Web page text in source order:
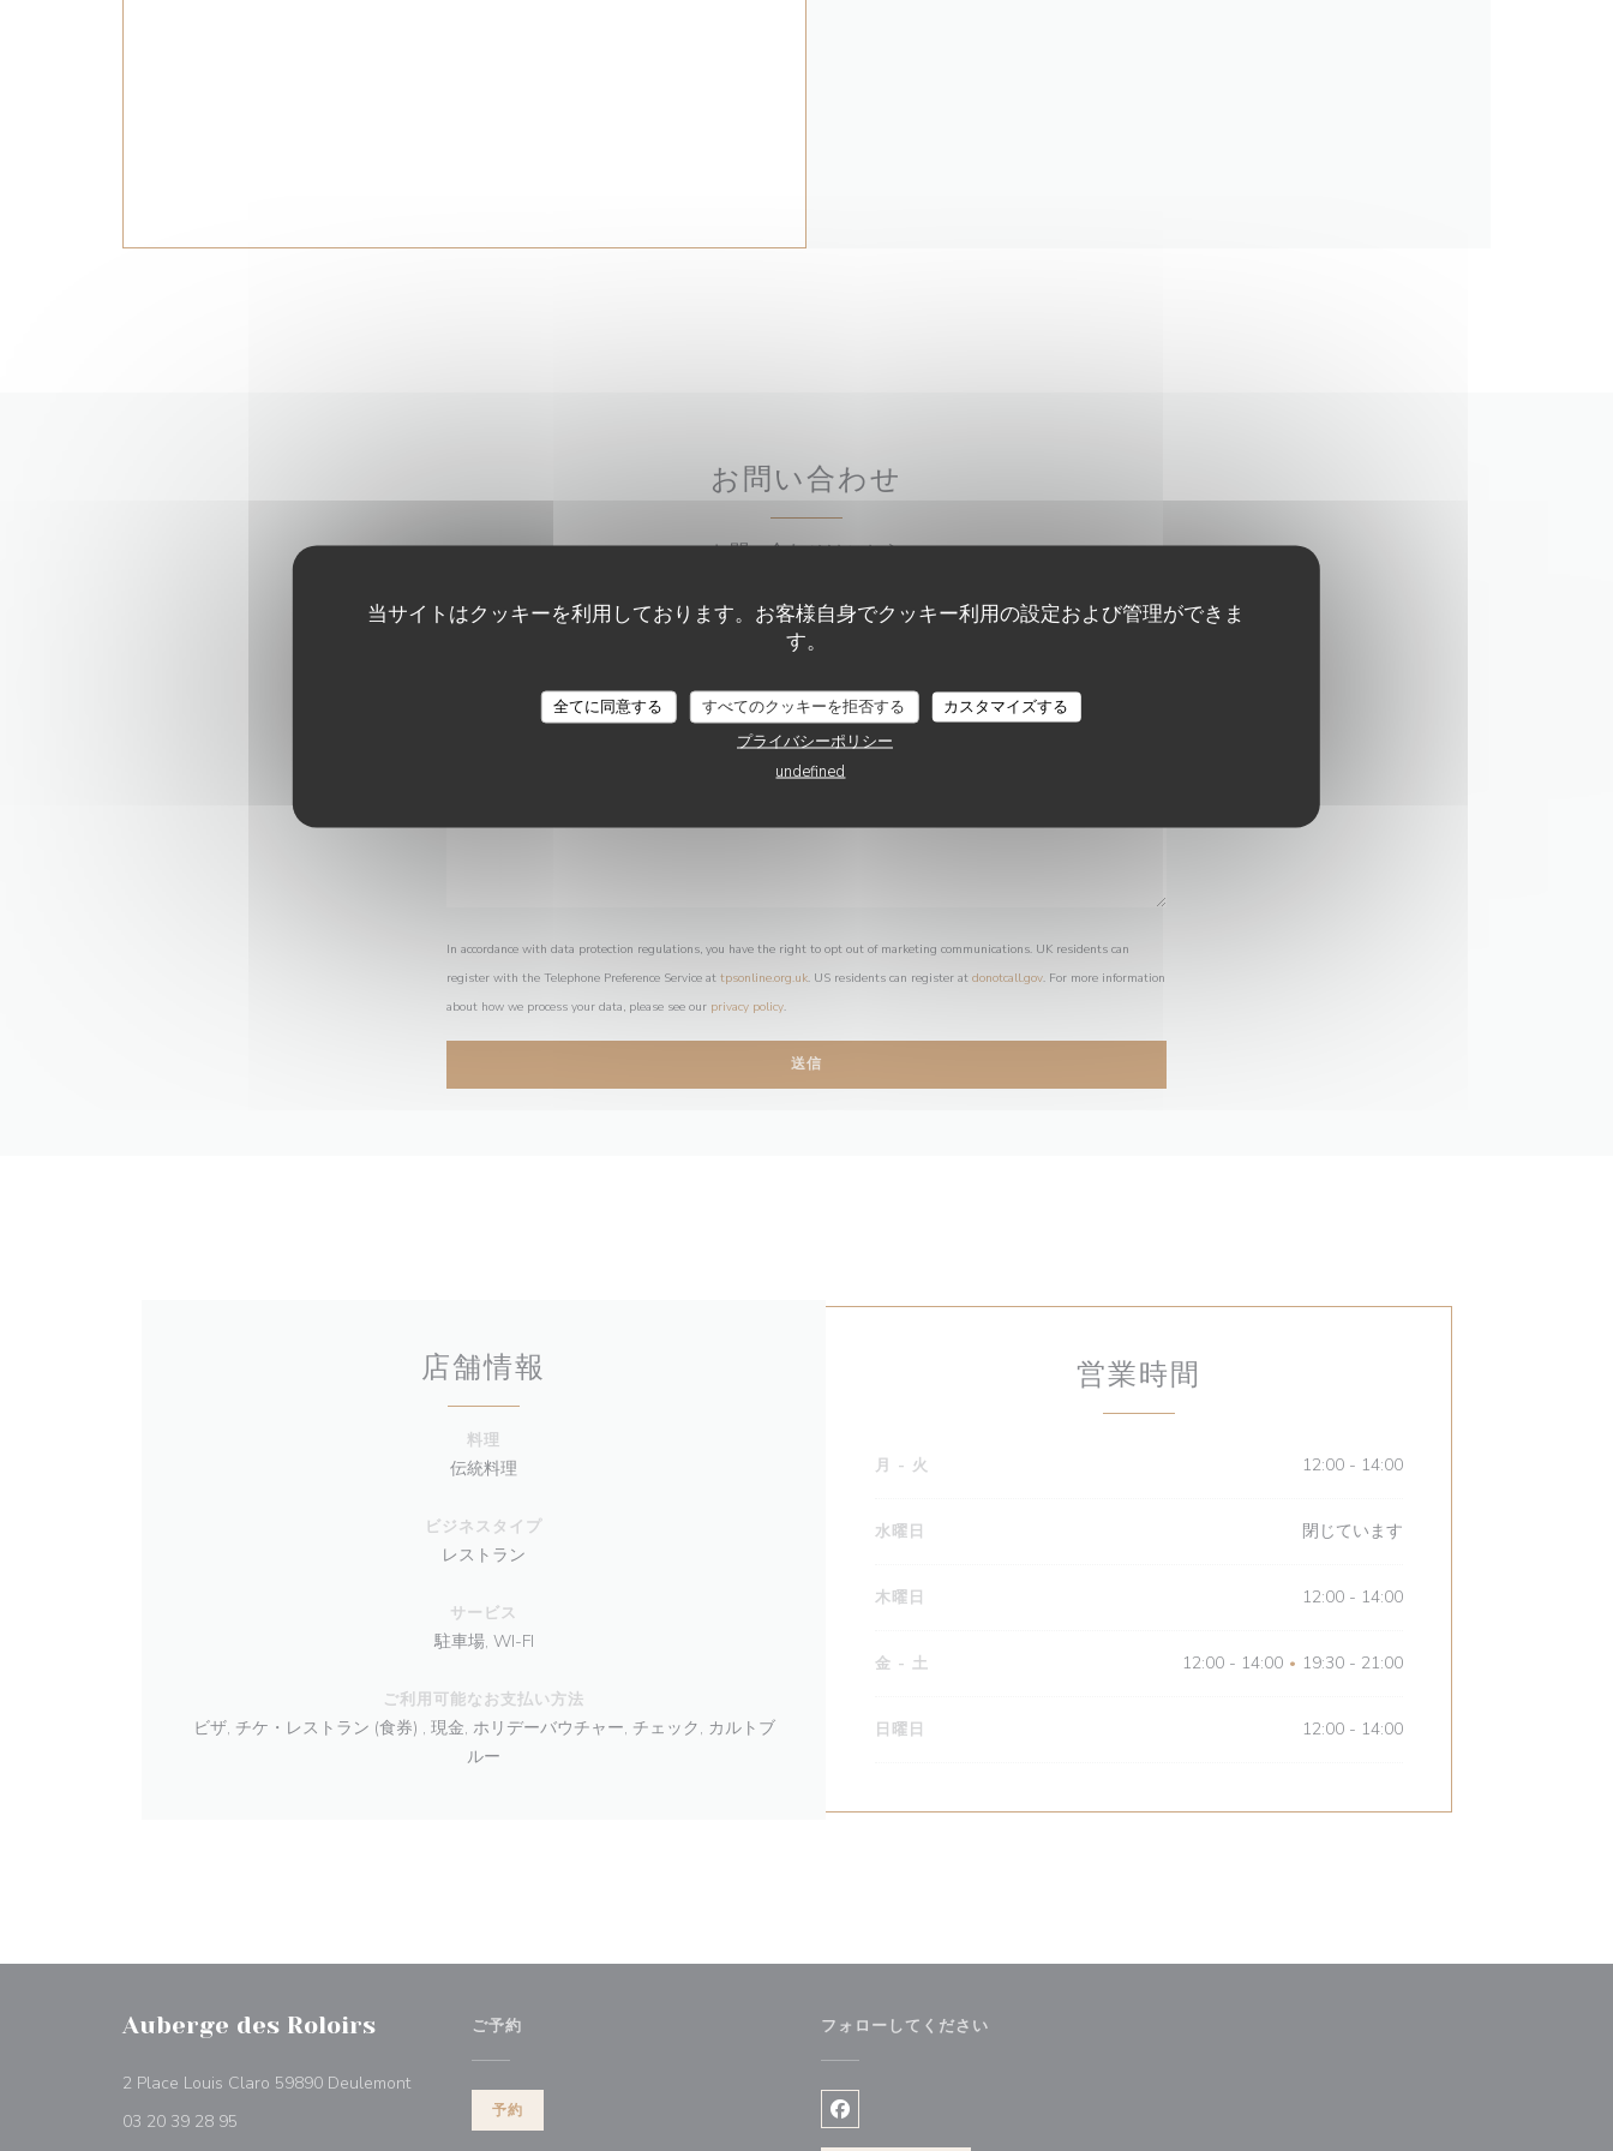
当サイトはクッキーを利用しております。お客様自身でクッキー利用の設定および管理ができま
す。
全てに同意する すべてのクッキーを拒否する
カスタマイズする
プライバシーポリシー
undefined
お問い合わせ
お問い合わせはこちら
In accordance with data protection regulations, you have the right to opt out of marketing communications. UK residents can
register with the Telephone Preference Service at tpsonline.org.uk. US residents can register at donotcall.gov. For more information
about how we process your data, please see our privacy policy.
店舗情報
料理
伝統料理
ビジネスタイプ
レストラン
サービス
駐車場, WI-FI
ご利用可能なお支払い方法
ビザ, チケ・レストラン (食券) , 現金, ホリデーバウチャー, チェック, カルトブ
ルー
営業時間
月 - 火 12:00 - 14:00
水曜日 閉じています
木曜日 12:00 - 14:00
金 -土 12:00 - 14:00 • 19:30 - 21:00
日曜日 12:00 - 14:00
Auberge des Roloirs
2 Place Louis Claro 59890 Deulemont((新しいウィンドウで開きます))
03 20 39 28 95
ご予約
予約
フォローしてください
Facebook ((新しいウィンドウで開きます))
AUBERGE DES ROLOIRS